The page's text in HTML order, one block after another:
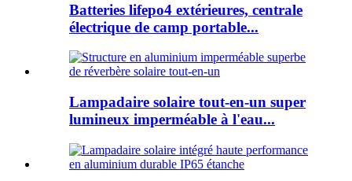
Batteries lifepo4 extérieures, centrale
électrique de camp portable...
Lampadaire solaire tout-en-un super
lumineux imperméable à l'eau...